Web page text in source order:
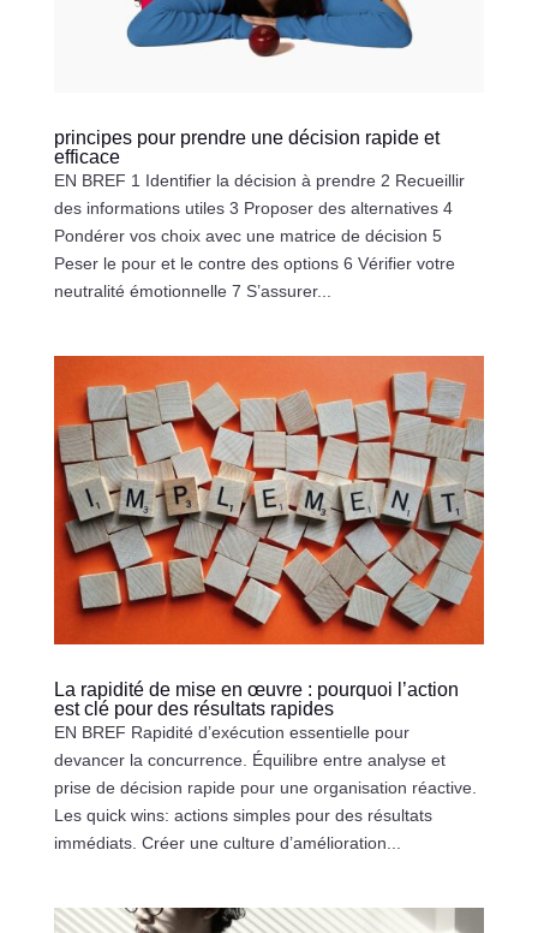
principes pour prendre une décision rapide et
efficace
EN BREF 1 Identifier la décision à prendre 2 Recueillir
des informations utiles 3 Proposer des alternatives 4
Pondérer vos choix avec une matrice de décision 5
Peser le pour et le contre des options 6 Vérifier votre
neutralité émotionnelle 7 S’assurer...
La rapidité de mise en œuvre : pourquoi l’action
est clé pour des résultats rapides
EN BREF Rapidité d’exécution essentielle pour
devancer la concurrence. Équilibre entre analyse et
prise de décision rapide pour une organisation réactive.
Les quick wins: actions simples pour des résultats
immédiats. Créer une culture d’amélioration...